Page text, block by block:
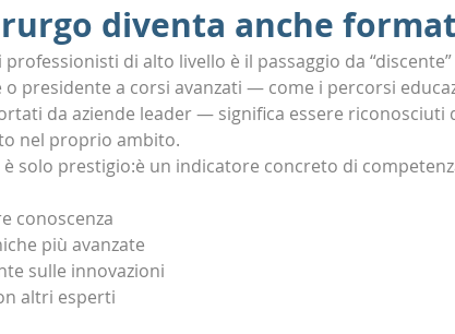
diventa anche
di alto livello è il passaggio da “discente”
presidente a corsi avanzati — come i percorsi
da aziende leader — significa essere
nel proprio ambito.
solo prestigio:è un indicatore concreto di
conoscenza
più avanzate
sulle innovazioni
altri esperti